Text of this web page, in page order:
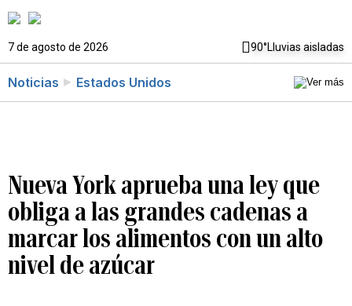
7 de agosto de 2026 90°Lluvias aisladas
Noticias Estados Unidos
Nueva York aprueba una ley que
obliga a las grandes cadenas a
marcar los alimentos con un alto
nivel de azúcar